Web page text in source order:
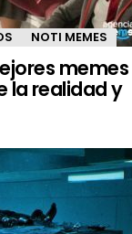
NOTI MEMES
memes
la realidad y